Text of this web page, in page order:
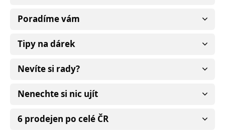
Poradíme vám
Tipy na dárek
Nevíte si rady?
Nenechte si nic ujít
6 prodejen po celé ČR